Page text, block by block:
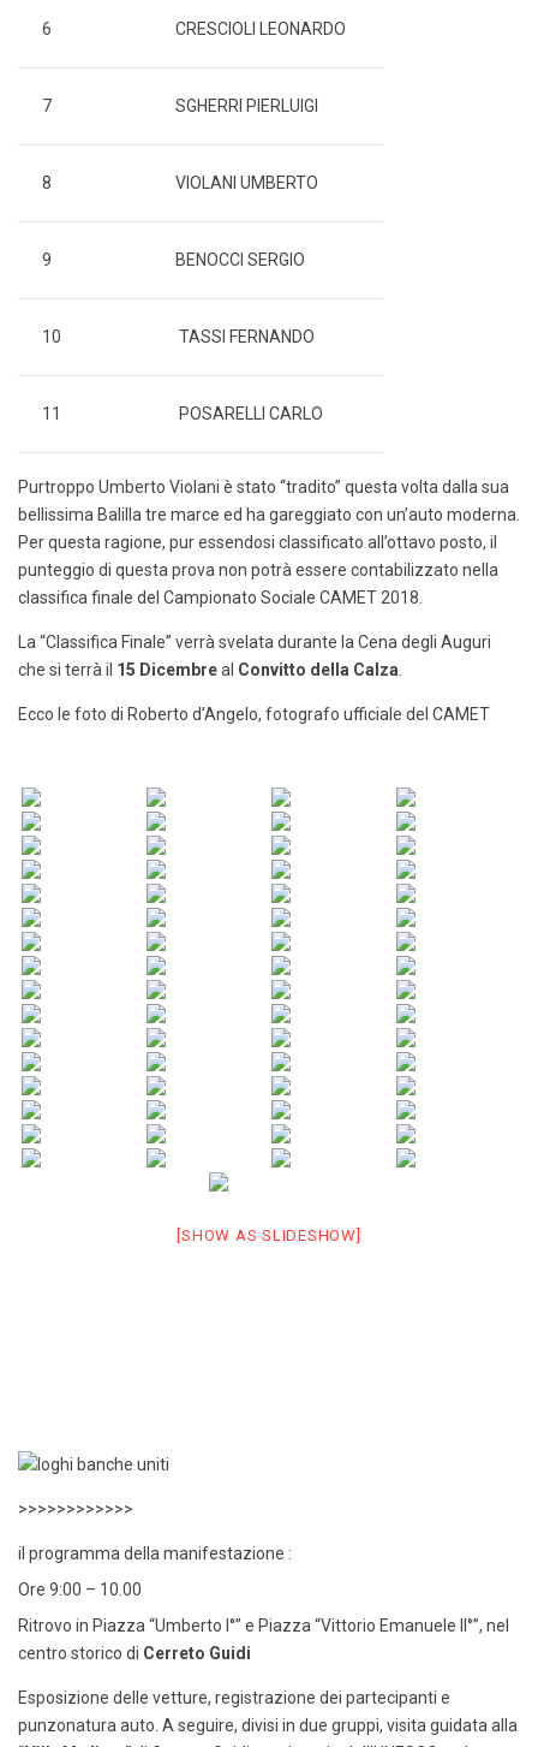
6 CRESCIOLI LEONARDO
7 SGHERRI PIERLUIGI
8 VIOLANI UMBERTO
9 BENOCCI SERGIO
10 TASSI FERNANDO
11 POSARELLI CARLO
Purtroppo Umberto Violani è stato “tradito” questa volta dalla sua
bellissima Balilla tre marce ed ha gareggiato con un’auto moderna.
Per questa ragione, pur essendosi classificato all’ottavo posto, il
punteggio di questa prova non potrà essere contabilizzato nella
classifica finale del Campionato Sociale CAMET 2018.
La “Classifica Finale” verrà svelata durante la Cena degli Auguri
che si terrà il 15 Dicembreal Convitto della Calza
Ecco le foto di Roberto d’Angelo, fotografo ufficiale del CAMET
[SHOW AS SLIDESHOW]
>>>>>>>>>>>>
il programma della manifestazione :
Ore 9:00 – 10.00
Ritrovo in Piazza “Umberto I°” e Piazza “Vittorio Emanuele II°”, nel
centro storico di Cerreto Guidi
Esposizione delle vetture, registrazione dei partecipanti e
punzonatura auto. A seguire, divisi in due gruppi, visita guidata alla